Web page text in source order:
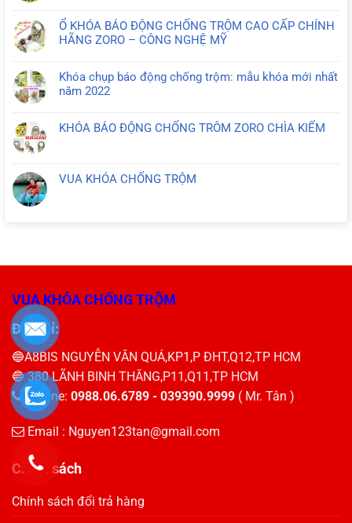
Ổ KHÓA BÁO ĐỘNG CHỐNG TRỘM CAO CẤP CHÍNH
HÃNG ZORO – CÔNG NGHỆ MỸ
Khóa chụp báo động chống trộm: mẫu khóa mới nhất
năm 2022
KHÓA BÁO ĐỘNG CHỐNG TRÔM ZORO CHÌA KIẾM
VUA KHÓA CHỐNG TRỘM
VUA KHÓA CHỐNG TRỘM
Địa chỉ:
🔵A8BIS NGUYỄN VĂN QUÁ,KP1,P ĐHT,Q12,TP HCM
🔵 380 LÃNH BINH THĂNG,P11,Q11,TP HCM
Hotline: 0988.06.6789 - 039390.9999 ( Mr. Tân )
Email : Nguyen123tan@gmail.com
Chính sách
Chính sách đổi trả hàng